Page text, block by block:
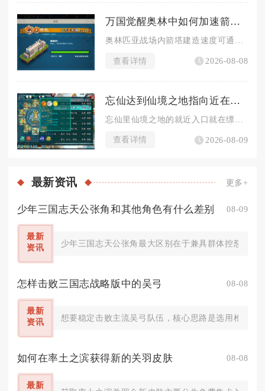
万国觉醒奥林中如何加速箭塔建造进程
查看详情 2026-08-08
忘仙达到仙境之地指向近在何处
查看详情 2026-08-09
最新资讯 更多+
少年三国志天公张角和其他角色有什么差别 08-09
最新
资讯
少年三国志天公张角最大区别在于兼具群体控怒、
怎样击败三国志战略版中的吴弓 08-08
最新
资讯
想要稳定击败主流吴弓队伍，核心思路是选用枪兵
如何在率土之滨获得新的关羽皮肤 08-08
最新